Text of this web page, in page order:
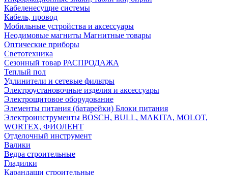
Кабеленесущие системы
Кабель, провод
Мобильные устройства и аксессуары
Неодимовые магниты Магнитные товары
Оптические приборы
Светотехника
Сезонный товар РАСПРОДАЖА
Теплый пол
Удлинители и сетевые фильтры
Электроустановочные изделия и аксессуары
Электрощитовое оборудование
Элементы питания (батарейки) Блоки питания
Электроинструменты BOSCH, BULL, MAKITA, MOLOT,
WORTEX, ФИОЛЕНТ
Отделочный инструмент
Валики
Ведра строительные
Гладилки
Карандаши строительные